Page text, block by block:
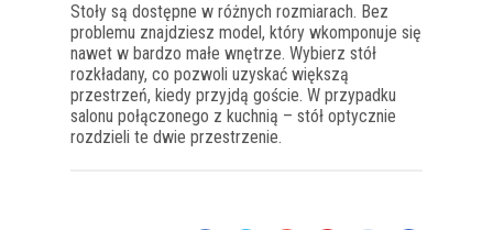
Stoły są dostępne w różnych rozmiarach. Bez
problemu znajdziesz model, który wkomponuje się
nawet w bardzo małe wnętrze. Wybierz stół
rozkładany, co pozwoli uzyskać większą
przestrzeń, kiedy przyjdą goście. W przypadku
salonu połączonego z kuchnią – stół optycznie
rozdzieli te dwie przestrzenie.